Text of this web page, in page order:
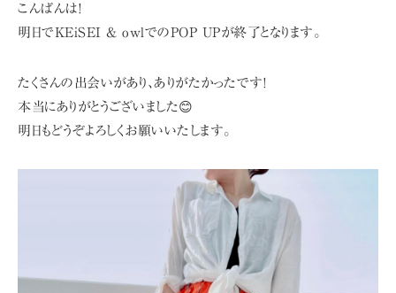
こんばんは!
明日でKEiSEI & owlでのPOP UPが終了となります。
たくさんの出会いがあり、ありがたかったです!
本当にありがとうございました😊
明日もどうぞよろしくお願いいたします。